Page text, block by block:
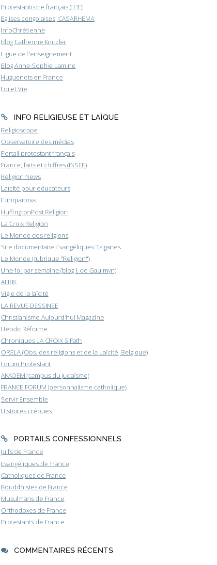
Protestantisme français (FPF)
Eglises congolaises, CASARHEMA
InfoChrétienne
Blog Catherine Kintzler
Ligue de l'enseignement
Blog Anne-Sophie Lamine
Huguenots en France
Foi et Vie
INFO RELIGIEUSE ET LAÏQUE
Religioscope
Observatoire des médias
Portail protestant français
France, faits et chiffres (INSEE)
Religion News
Laïcité pour éducateurs
Europanova
HuffingtonPost Religion
La Croix Religion
Le Monde des religions
Site documentaire Evangéliques Tziganes
Le Monde (rubrique "Religion")
Une foi par semaine (blog I. de Gaulmyn)
AFRIK
Vigie de la laïcité
LA REVUE DESSINEE
Christianisme Aujourd'hui Magazine
Hebdo Réforme
Chroniques LA CROIX S.Fath
ORELA (Obs. des religions et de la Laïcité, Belgique)
Forum Protestant
AKADEM (campus du judaïsme)
FRANCE FORUM (personnalisme catholique)
Servir Ensemble
Histoires crépues
PORTAILS CONFESSIONNELS
Juifs de France
Evangéliques de France
Catholiques de France
Bouddhistes de France
Musulmans de France
Orthodoxes de France
Protestants de France
COMMENTAIRES RÉCENTS